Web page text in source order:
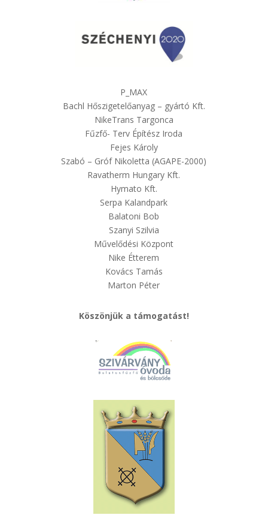
P_MAX
Bachl Hőszigetelőanyag – gyártó Kft.
NikeTrans Targonca
Fűzfő- Terv Építész Iroda
Fejes Károly
Szabó – Gróf Nikoletta (AGAPE-2000)
Ravatherm Hungary Kft.
Hymato Kft.
Serpa Kalandpark
Balatoni Bob
Szanyi Szilvia
Művelődési Központ
Nike Étterem
Kovács Tamás
Marton Péter
Köszönjük a támogatást!